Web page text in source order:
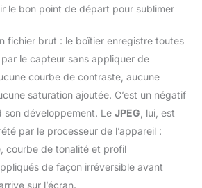
le bon point de départ pour sublimer
fichier brut : le boîtier enregistre toutes
le capteur sans appliquer de
courbe de contraste, aucune
saturation ajoutée. C’est un négatif
son développement. Le JPEG , lui, est
par le processeur de l’appareil :
courbe de tonalité et profil
de façon irréversible avant
sur l’écran.